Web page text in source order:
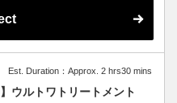
Est. Duration：Approx. 2 hrs30 mins
ウルトワトリートメント